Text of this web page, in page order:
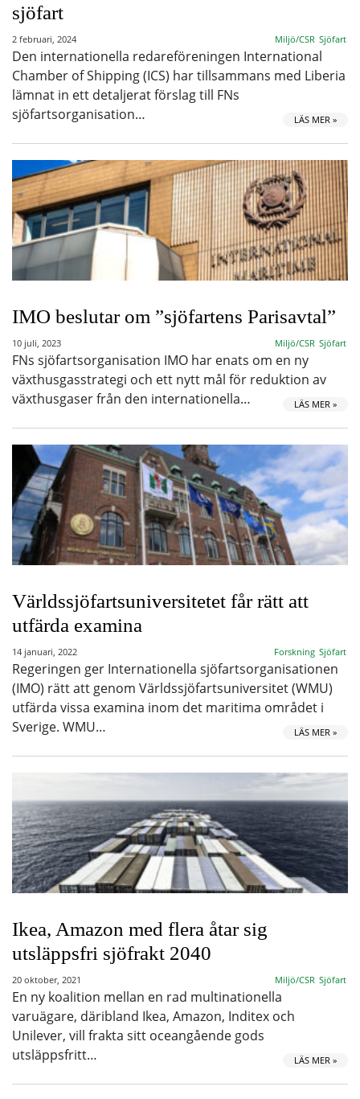
sjöfart
2 februari, 2024 Miljö/CSR Sjöfart
Den internationella redareföreningen International
Chamber of Shipping (ICS) har tillsammans med Liberia
lämnat in ett detaljerat förslag till FNs
sjöfartsorganisation…
LÄS MER »
IMO beslutar om ”sjöfartens Parisavtal”
10 juli, 2023 Miljö/CSR Sjöfart
FNs sjöfartsorganisation IMO har enats om en ny
växthusgasstrategi och ett nytt mål för reduktion av
växthusgaser från den internationella…
LÄS MER »
Världssjöfartsuniversitetet får rätt att
utfärda examina
14 januari, 2022 Forskning Sjöfart
Regeringen ger Internationella sjöfartsorganisationen
(IMO) rätt att genom Världssjöfartsuniversitet (WMU)
utfärda vissa examina inom det maritima området i
Sverige. WMU…
LÄS MER »
Ikea, Amazon med flera åtar sig
utsläppsfri sjöfrakt 2040
20 oktober, 2021 Miljö/CSR Sjöfart
En ny koalition mellan en rad multinationella
varuägare, däribland Ikea, Amazon, Inditex och
Unilever, vill frakta sitt oceangående gods
utsläppsfritt…
LÄS MER »